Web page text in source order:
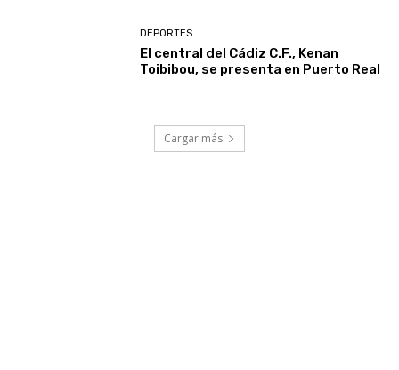
DEPORTES
El central del Cádiz C.F., Kenan
Toibibou, se presenta en Puerto Real
Cargar más